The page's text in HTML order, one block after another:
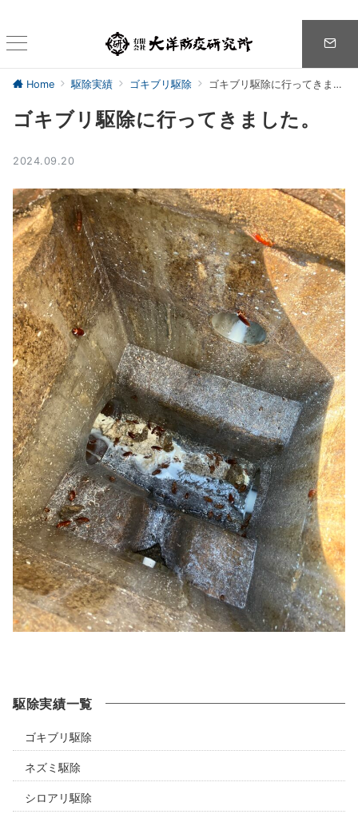
Home 駆除実績 ゴキブリ駆除 ゴキブリ駆除に行ってきました。
ゴキブリ駆除に行ってきました。
2024.09.20
駆除実績一覧
ゴキブリ駆除
ネズミ駆除
シロアリ駆除